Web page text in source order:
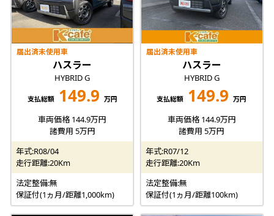
届出済未使用車
ハスラー
HYBRID G
支払総額 149.9 万円
車両価格 144.9万円
諸費用 5万円
年式:R08/04
走行距離:20Km
法定整備:無
保証付(1ヵ月/距離1,000km)
届出済未使用車
ハスラー
HYBRID G
支払総額 149.9 万円
車両価格 144.9万円
諸費用 5万円
年式:R07/12
走行距離:20Km
法定整備:無
保証付(1ヵ月/距離100km)